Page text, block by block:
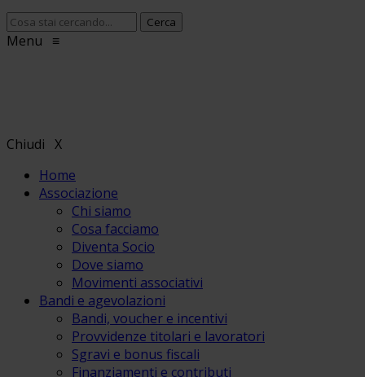
Menu ≡
Chiudi X
Home
Associazione
Chi siamo
Cosa facciamo
Diventa Socio
Dove siamo
Movimenti associativi
Bandi e agevolazioni
Bandi, voucher e incentivi
Provvidenze titolari e lavoratori
Sgravi e bonus fiscali
Finanziamenti e contributi